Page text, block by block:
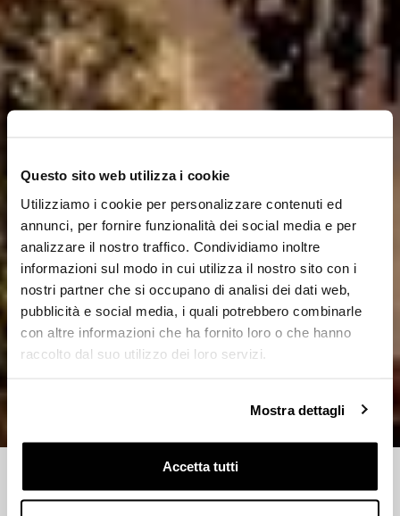
Questo sito web utilizza i cookie
Utilizziamo i cookie per personalizzare contenuti ed
annunci, per fornire funzionalità dei social media e per
analizzare il nostro traffico. Condividiamo inoltre
informazioni sul modo in cui utilizza il nostro sito con i
nostri partner che si occupano di analisi dei dati web,
pubblicità e social media, i quali potrebbero combinarle
con altre informazioni che ha fornito loro o che hanno
raccolto dal suo utilizzo dei loro servizi.
Mostra dettagli
Accetta tutti
Press & News